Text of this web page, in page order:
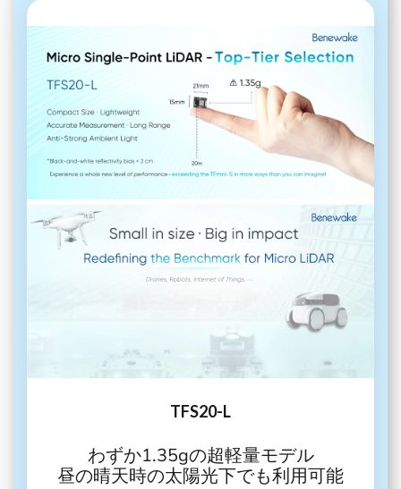
TFS20-L
わずか1.35gの超軽量モデル
昼の晴天時の太陽光下でも利用可能